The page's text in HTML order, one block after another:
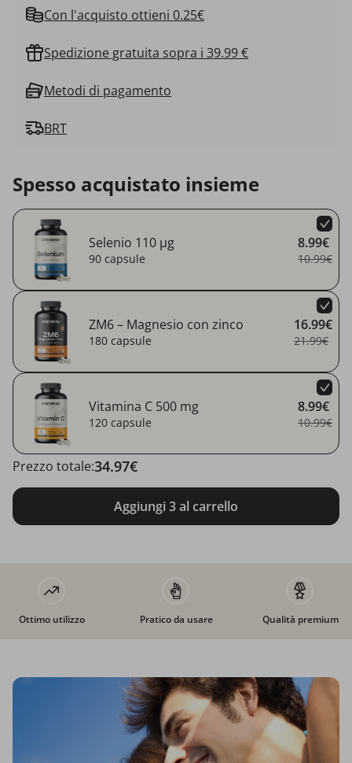
Con l'acquisto ottieni 0.25€
Spedizione gratuita sopra i 39.99 €
Metodi di pagamento
BRT
Spesso acquistato insieme
Selenio 110 µg
90 capsule
8.99€
10.99€
ZM6 – Magnesio con zinco
180 capsule
16.99€
21.99€
Vitamina C 500 mg
120 capsule
8.99€
10.99€
Aggiungi 3 al carrello
Prezzo totale:34.97€
Ottimo utilizzo Pratico da usare Qualità premium